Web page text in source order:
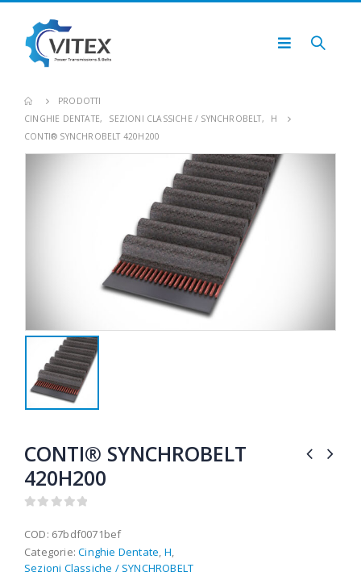
PRODOTTI
CINGHIE DENTATE, SEZIONI CLASSICHE / SYNCHROBELT,
H
CONTI® SYNCHROBELT 420H200
CONTI® SYNCHROBELT
420H200
COD: 67bdf0071bef
Categorie:Cinghie Dentate H
Sezioni Classiche / SYNCHROBELT